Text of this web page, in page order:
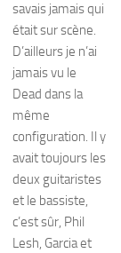
savais jamais qui
était sur scène.
D’ailleurs je n’ai
jamais vu le
Dead dans la
même
configuration. Il y
avait toujours les
deux guitaristes
et le bassiste,
c’est sûr, Phil
Lesh, Garcia et